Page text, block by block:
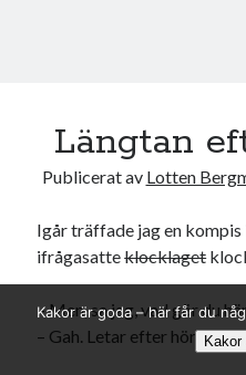
Längtan
Publicerat av Lotten
Igår träffade jag en kompis
ifrågasatteklocklaget
– Men, sa jag, vad gör du
– Gah. Letar efter
Kakor är goda – här får du
Kakor